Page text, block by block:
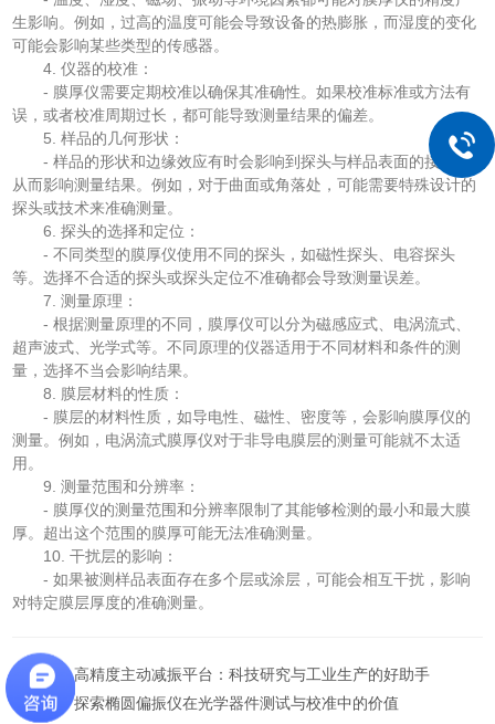
生影响。例如，过高的温度可能会导致设备的热膨胀，而湿度的变化
可能会影响某些类型的传感器。
4. 仪器的校准：
- 膜厚仪需要定期校准以确保其准确性。如果校准标准或方法有
误，或者校准周期过长，都可能导致测量结果的偏差。
5. 样品的几何形状：
- 样品的形状和边缘效应有时会影响到探头与样品表面的接触，
从而影响测量结果。例如，对于曲面或角落处，可能需要特殊设计的
探头或技术来准确测量。
6. 探头的选择和定位：
- 不同类型的膜厚仪使用不同的探头，如磁性探头、电容探头
等。选择不合适的探头或探头定位不准确都会导致测量误差。
7. 测量原理：
- 根据测量原理的不同，膜厚仪可以分为磁感应式、电涡流式、
超声波式、光学式等。不同原理的仪器适用于不同材料和条件的测
量，选择不当会影响结果。
8. 膜层材料的性质：
- 膜层的材料性质，如导电性、磁性、密度等，会影响膜厚仪的
测量。例如，电涡流式膜厚仪对于非导电膜层的测量可能就不太适
用。
9. 测量范围和分辨率：
- 膜厚仪的测量范围和分辨率限制了其能够检测的最小和最大膜
厚。超出这个范围的膜厚可能无法准确测量。
10. 干扰层的影响：
- 如果被测样品表面存在多个层或涂层，可能会相互干扰，影响
对特定膜层厚度的准确测量。
上一篇：高精度主动减振平台：科技研究与工业生产的好助手
下一篇：探索椭圆偏振仪在光学器件测试与校准中的价值